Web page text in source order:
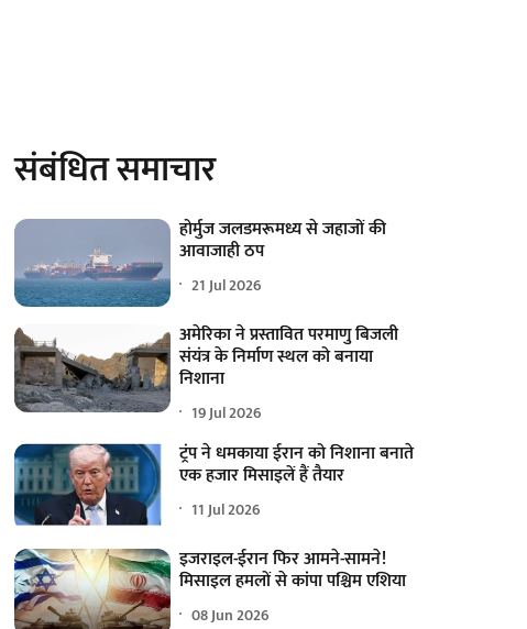
संबंधित समाचार
होर्मुज जलडमरूमध्य से जहाजों की
आवाजाही ठप
21 Jul 2026
अमेरिका ने प्रस्तावित परमाणु बिजली
संयंत्र के निर्माण स्थल को बनाया
निशाना
19 Jul 2026
ट्रंप ने धमकाया ईरान को निशाना बनाते
एक हजार मिसाइलें हैं तैयार
11 Jul 2026
इजराइल-ईरान फिर आमने-सामने!
मिसाइल हमलों से कांपा पश्चिम एशिया
08 Jun 2026